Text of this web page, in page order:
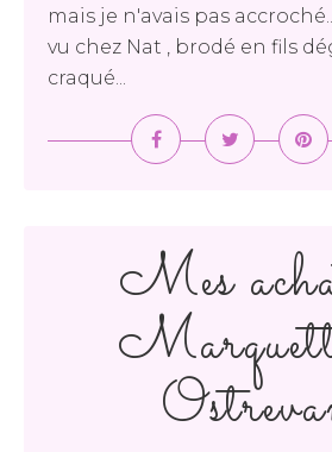
mais je n'avais pas
vu chez Nat , brodé en fils
craqué...
Mes